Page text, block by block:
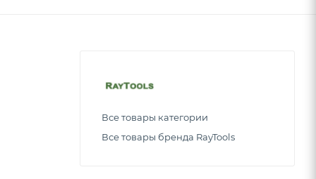
Все товары категории
Все товары бренда RayTools